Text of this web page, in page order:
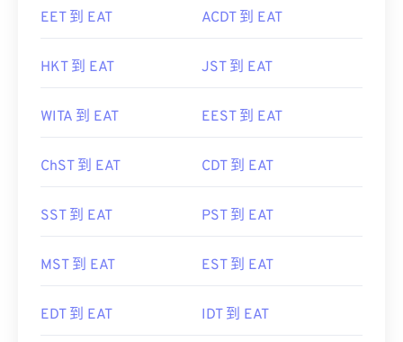
EET 到 EAT ACDT 到 EAT
HKT 到 EAT JST 到 EAT
WITA 到 EAT EEST 到 EAT
ChST 到 EAT CDT 到 EAT
SST 到 EAT PST 到 EAT
MST 到 EAT EST 到 EAT
EDT 到 EAT IDT 到 EAT